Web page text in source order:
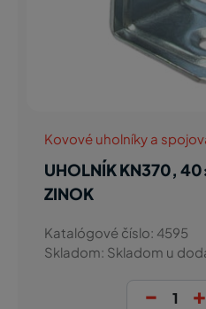
Kovové uholníky a
UHOLNÍK KN370,
ZINOK
Katalógové číslo: 4595
Skladom: Skladom u
- +